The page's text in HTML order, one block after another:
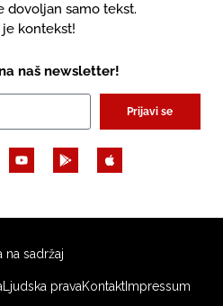
dovoljan samo tekst.
je kontekst!
naš newsletter!
Prijavi se
na sadržaj
Ljudska pravaKontaktImpressum